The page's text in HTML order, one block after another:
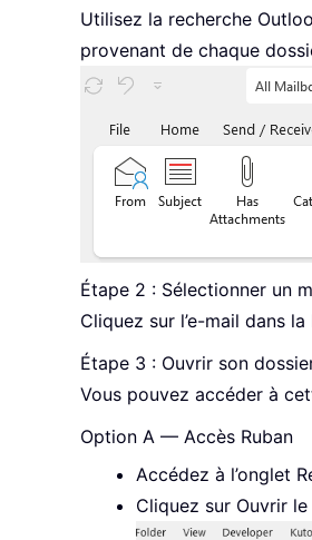
Utilisez la recherche
provenant de chaque
Étape 2 : Sélectionner un
Cliquez sur l’e-mail dans
Étape 3 : Ouvrir son
Vous pouvez accéder à
Option A — Accès Ruban
Accédez à l’onglet
Cliquez sur Ouvrir